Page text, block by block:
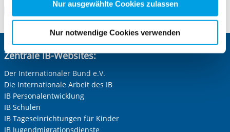
Zwecke entscheiden und Ihre erteilte Einwilligung stets
für die Zukunft widerrufen. Bitte beachten Sie: Ihre
Cookies, die erforderlich zur Bereitstellung der von Ihnen
aufgerufenen und somit gewünschten Website-
berechtigter Interessen und daher unabhängig von einer
Einwilligung.
Nur ausgewählte Cookies zulassen
Nur notwendige Cookies verwenden
Zentrale IB-Websites:
Der Internationaler Bund e.V.
Die Internationale Arbeit des IB
IB Personalentwicklung
IB Schulen
IB Tageseinrichtungen für Kinder
IB Jugendmigrationsdienste